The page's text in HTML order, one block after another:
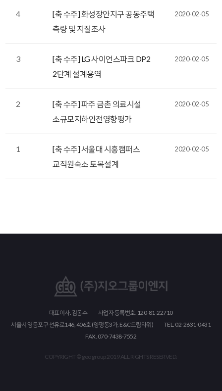
4
[축 수주] 화성장안지구 공동주택
측량 및 지질조사
2020-02-05
3
[축 수주] LG 사이언스파크 DP2
2단계 설계용역
2020-02-05
2
[축 수주] 파주 금촌 의료시설
소규모지하안전영향평가
2020-02-05
1
[축 수주] 서울대 시흥캠퍼스
교직원숙소 토목설계
2020-02-05
대표이사. 김동수
사업자 등록번호. 120-81-22710
서울시 영등포구 선유로146, 406호 (양평동3가, E&C드림타워)
TEL. 02-2631-0431
FAX. 070-7438-7552
COPYRIGHT © geo group 2019 ALL RIGHTS RESERVED.